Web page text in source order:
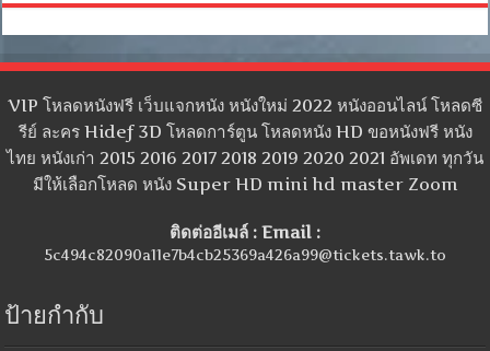
VIP โหลดหนังฟรี เว็บแจกหนัง หนังใหม่ 2022 หนังออนไลน์ โหลดซี
รีย์ ละคร Hidef 3D โหลดการ์ตูน โหลดหนัง HD ขอหนังฟรี หนัง
ไทย หนังเก่า 2015 2016 2017 2018 2019 2020 2021 อัพเดท ทุกวัน
มีให้เลือกโหลด หนัง Super HD mini hd master Zoom
ติดต่ออีเมล์ : Email :
5c494c82090a11e7b4cb25369a426a99@tickets.tawk.to
ป้ายกำกับ